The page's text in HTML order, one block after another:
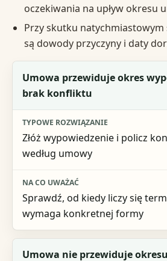
oczekiwania na upływ okresu
Przy skutku natychmiastowym
są dowody przyczyny i daty
Sytuacja
Na co uważać
Umowa przewiduje okres
brak konfliktu
Złóż wypowiedzenie i policz
według umowy
Sprawdź, od kiedy liczy się
wymaga konkretnej formy
Umowa nie przewiduje